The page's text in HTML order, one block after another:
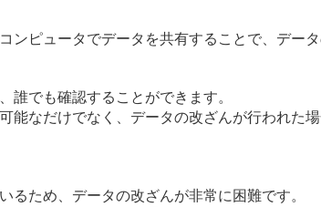
ンピュータでデータを共有することで、デー
誰でも確認することができます。
能なだけでなく、データの改ざんが行われた
るため、データの改ざんが非常に困難です。